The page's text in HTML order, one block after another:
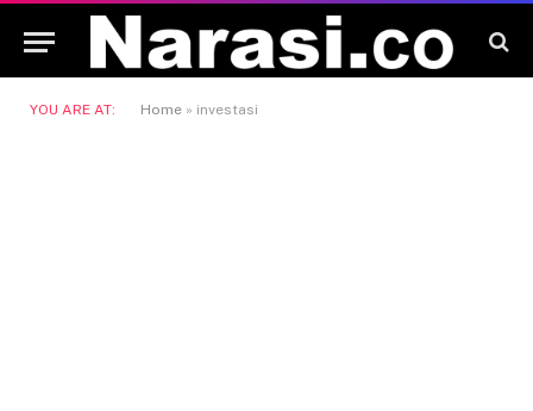
YOU ARE AT: Home » investasi